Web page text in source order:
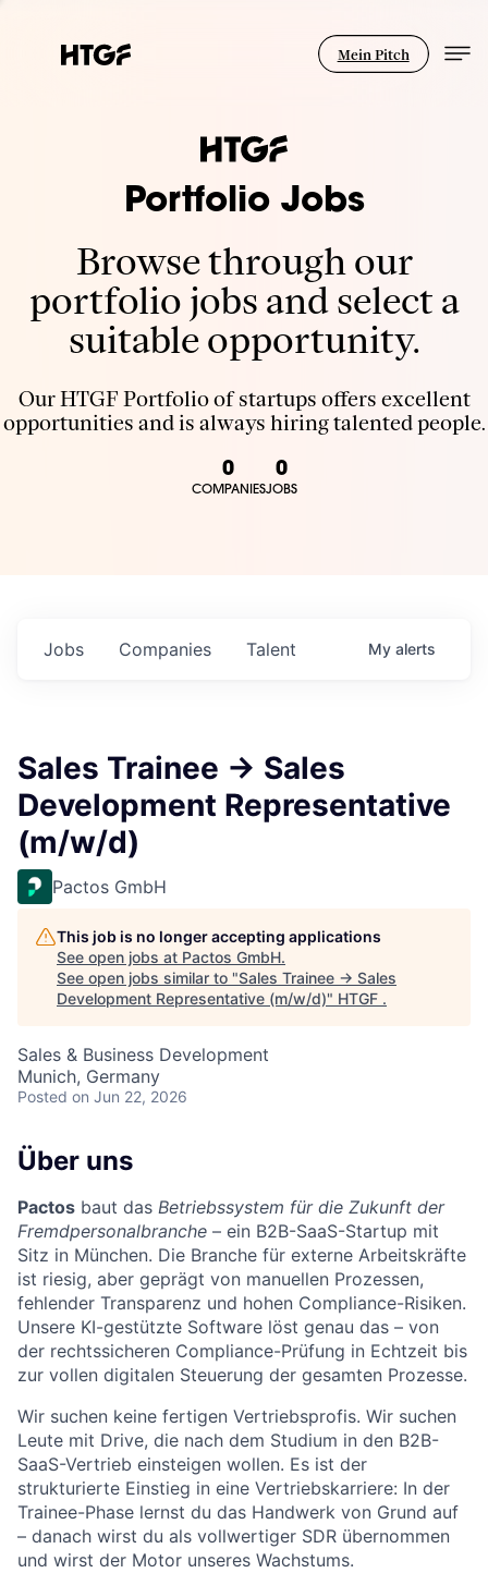
Mein Pitch
Portfolio Jobs
Browse through our
portfolio jobs and select a
suitable opportunity.
Our HTGF Portfolio of startups offers excellent
opportunities and is always hiring talented people.
0
COMPANIES
0
JOBS
Jobs Companies Talent My alerts
Sales Trainee → Sales
Development Representative
(m/w/d)
Pactos GmbH
This job is no longer accepting applications
See open jobs at Pactos GmbH.
See open jobs similar to "Sales Trainee → Sales
Development Representative (m/w/d)" HTGF .
Sales & Business Development
Munich, Germany
Posted on Jun 22, 2026
Über uns
Pactos baut das Betriebssystem für die Zukunft der
Fremdpersonalbranche – ein B2B-SaaS-Startup mit
Sitz in München. Die Branche für externe Arbeitskräfte
ist riesig, aber geprägt von manuellen Prozessen,
fehlender Transparenz und hohen Compliance-Risiken.
Unsere KI-gestützte Software löst genau das – von
der rechtssicheren Compliance-Prüfung in Echtzeit bis
zur vollen digitalen Steuerung der gesamten Prozesse.
Wir suchen keine fertigen Vertriebsprofis. Wir suchen
Leute mit Drive, die nach dem Studium in den B2B-
SaaS-Vertrieb einsteigen wollen. Es ist der
strukturierte Einstieg in eine Vertriebskarriere: In der
Trainee-Phase lernst du das Handwerk von Grund auf
– danach wirst du als vollwertiger SDR übernommen
und wirst der Motor unseres Wachstums.